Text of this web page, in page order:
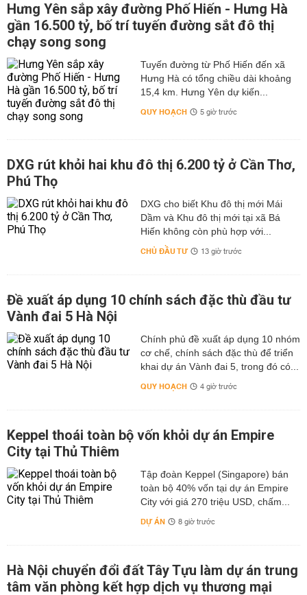
Hưng Yên sắp xây đường Phố Hiến - Hưng Hà
gần 16.500 tỷ, bố trí tuyến đường sắt đô thị
chạy song song
Tuyến đường từ Phố Hiến đến xã
Hưng Hà có tổng chiều dài khoảng
15,4 km. Hưng Yên dự kiến...
QUY HOẠCH 5 giờ trước
DXG rút khỏi hai khu đô thị 6.200 tỷ ở Cần Thơ,
Phú Thọ
DXG cho biết Khu đô thị mới Mái
Dầm và Khu đô thị mới tại xã Bá
Hiến không còn phù hợp với...
CHỦ ĐẦU TƯ 13 giờ trước
Đề xuất áp dụng 10 chính sách đặc thù đầu tư
Vành đai 5 Hà Nội
Chính phủ đề xuất áp dụng 10 nhóm
cơ chế, chính sách đặc thù để triển
khai dự án Vành đai 5, trong đó có...
QUY HOẠCH 4 giờ trước
Keppel thoái toàn bộ vốn khỏi dự án Empire
City tại Thủ Thiêm
Tập đoàn Keppel (Singapore) bán
toàn bộ 40% vốn tại dự án Empire
City với giá 270 triệu USD, chấm...
DỰ ÁN 8 giờ trước
Hà Nội chuyển đổi đất Tây Tựu làm dự án trung
tâm văn phòng kết hợp dịch vụ thương mại